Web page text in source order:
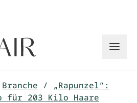
Branche /
„Rapunzel“:
für 203 Kilo Haare